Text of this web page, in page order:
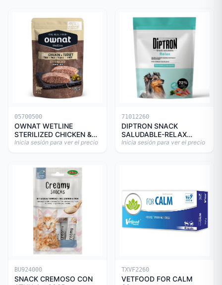
05700500
OWNAT WETLINE
STERILIZED CHICKEN &
TURKEY CAT 85gr
Inicia sesión para ver el precio
71012260
DIPTRON SNACK
SALUDABLE-RELAX
150GR
Inicia sesión para ver el precio
BU924000
SNACK CREMOSO CON
TXVF2260
VETFOOD FOR CALM